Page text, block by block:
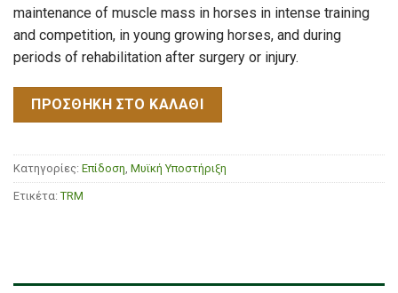
maintenance of muscle mass in horses in intense training
and competition, in young growing horses, and during
periods of rehabilitation after surgery or injury.
ΠΡΟΣΘΉΚΗ ΣΤΟ ΚΑΛΆΘΙ
Κατηγορίες: Επίδοση, Μυϊκή Υποστήριξη
Ετικέτα: TRM